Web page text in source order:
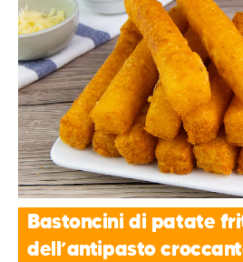
Bastoncini di patate
dell’antipasto